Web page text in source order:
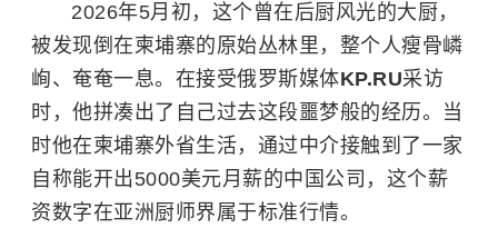
2026年5月初，这个曾在后厨风光的大厨，
被发现倒在柬埔寨的原始丛林里，整个人瘦骨嶙
峋、奄奄一息。在接受俄罗斯媒体KP.RU采访
时，他拼凑出了自己过去这段噩梦般的经历。当
时他在柬埔寨外省生活，通过中介接触到了一家
自称能开出5000美元月薪的中国公司，这个薪
资数字在亚洲厨师界属于标准行情。